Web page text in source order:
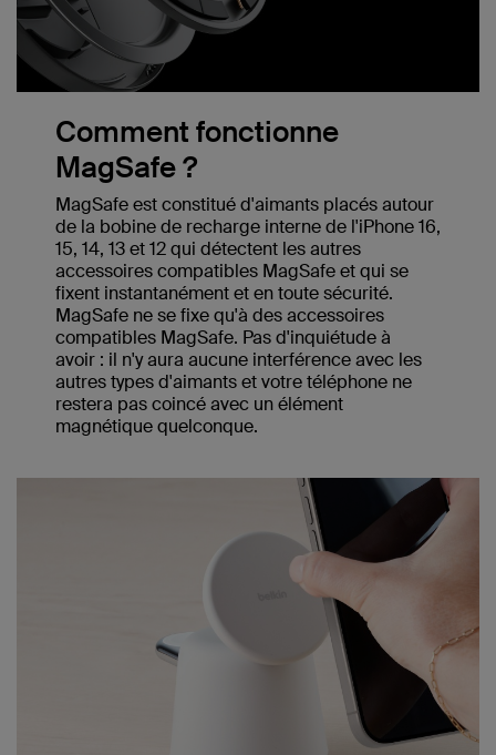
Comment fonctionne
MagSafe ?
MagSafe est constitué d'aimants placés autour
de la bobine de recharge interne de l'iPhone 16,
15, 14, 13 et 12 qui détectent les autres
accessoires compatibles MagSafe et qui se
fixent instantanément et en toute sécurité.
MagSafe ne se fixe qu'à des accessoires
compatibles MagSafe. Pas d'inquiétude à
avoir : il n'y aura aucune interférence avec les
autres types d'aimants et votre téléphone ne
restera pas coincé avec un élément
magnétique quelconque.